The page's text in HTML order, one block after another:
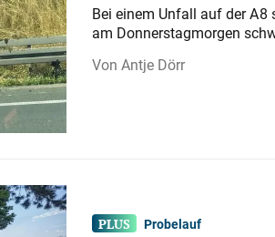
Bei einem Unfall auf der A
am Donnerstagmorgen
Antje Dörr
Probelauf